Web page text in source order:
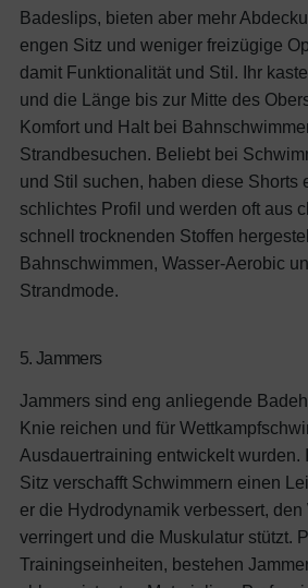
Badeslips, bieten aber mehr
engen Sitz und weniger freizügige
damit Funktionalität und Stil. Ihr
und die Länge bis zur Mitte des
Komfort und Halt bei
Strandbesuchen. Beliebt bei
und Stil suchen, haben diese Shorts
schlichtes Profil und werden oft aus
schnell trocknenden Stoffen
Bahnschwimmen, Wasser-Aerobic
Strandmode.
5. Jammers
Jammers sind eng anliegende
Knie reichen und für
Ausdauertraining entwickelt wurden.
Sitz verschafft Schwimmern einen
er die Hydrodynamik verbessert, den
verringert und die Muskulatur stützt.
Trainingseinheiten, bestehen